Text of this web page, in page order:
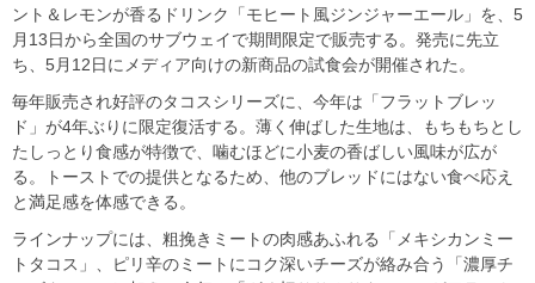
ント＆レモンが香るドリンク「モヒート風ジンジャーエール」を、5
月13日から全国のサブウェイで期間限定で販売する。発売に先立
ち、5月12日にメディア向けの新商品の試食会が開催された。
毎年販売され好評のタコスシリーズに、今年は「フラットブレッ
ド」が4年ぶりに限定復活する。薄く伸ばした生地は、もちもちとし
たしっとり食感が特徴で、噛むほどに小麦の香ばしい風味が広が
る。トーストでの提供となるため、他のブレッドにはない食べ応え
と満足感を体感できる。
ラインナップには、粗挽きミートの肉感あふれる「メキシカンミー
トタコス」、ピリ辛のミートにコク深いチーズが絡み合う「濃厚チ